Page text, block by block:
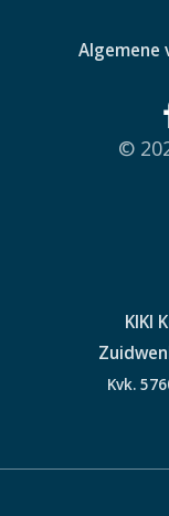
Algemene
©
KIKI
Kvk.